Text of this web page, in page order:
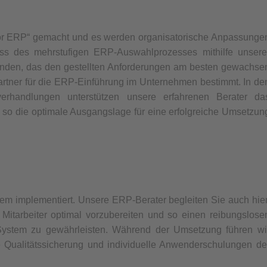
ERP“ gemacht und es werden organisatorische
des mehrstufigen ERP-Auswahlprozesses mithilfe
das den gestellten Anforderungen am besten
für die ERP-Einführung im Unternehmen bestimmt. In
unterstützen unsere erfahrenen Berater
die optimale Ausgangslage für eine erfolgreiche
implementiert. Unsere ERP-Berater begleiten Sie auch
optimal vorzubereiten und so einen
zu gewährleisten. Während der Umsetzung führen
und individuelle Anwenderschulungen